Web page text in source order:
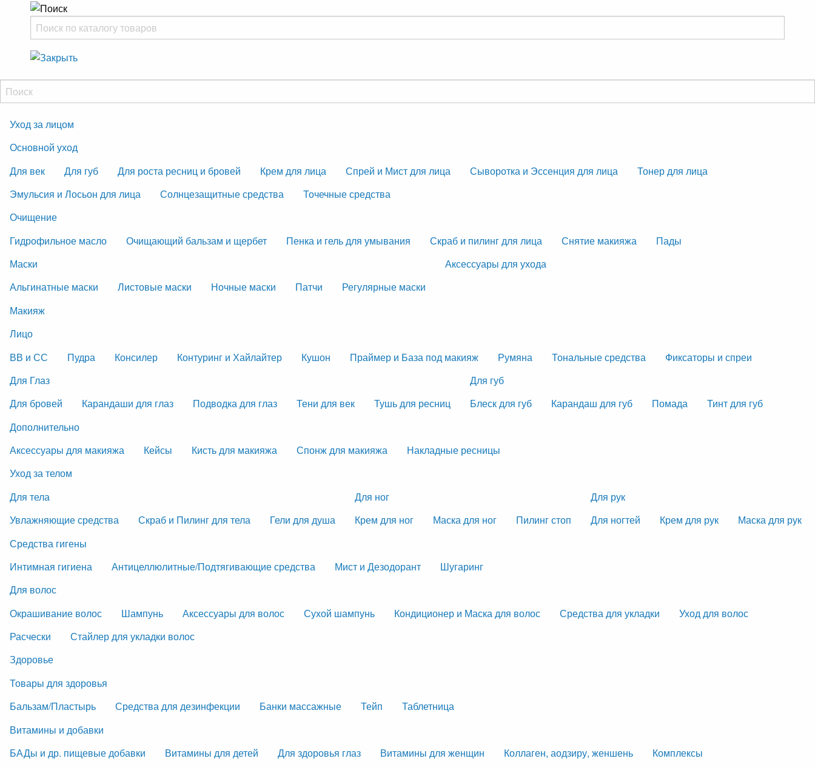
Уход за лицом
Основной уход
Для век
Для губ Для роста ресниц и бровей Крем для лица Спрей и Мист для лица Сыворотка и Эссенция для лица
Тонер для лица
Эмульсия и Лосьон для лица
Солнцезащитные средства
Точечные средства
Очищение
Гидрофильное масло
Очищающий бальзам и щербет Пенка и гель для умывания Скраб и пилинг для лица Снятие макияжа
Пады
Маски
Альгинатные маски
Листовые маски Ночные маски Патчи Регулярные маски
Аксессуары для ухода
Макияж
Лицо
ВВ и СС
Пудра Консилер Контуринг и Хайлайтер Кушон Праймер и База под макияж Румяна Тональные средства
Фиксаторы и спреи
Для Глаз
Для бровей
Карандаши для глаз Подводка для глаз Тени для век Тушь для ресниц
Для губ
Блеск для губ
Карандаш для губ Помада
Тинт для губ
Дополнительно
Аксессуары для макияжа
Кейсы Кисть для макияжа Спонж для макияжа
Накладные ресницы
Уход за телом
Для тела
Увлажняющие средства
Скраб и Пилинг для тела Гели для душа
Для ног
Крем для ног
Маска для ног Пилинг стоп
Для рук
Для ногтей
Крем для рук
Маска для рук
Средства гигены
Интимная гигиена
Антицеллюлитные/Подтягивающие средства Мист и Дезодорант
Шугаринг
Для волос
Окрашивание волос
Шампунь Аксессуары для волос Сухой шампунь Кондиционер и Маска для волос Средства для укладки
Уход для волос
Расчески
Стайлер для укладки волос
Здоровье
Товары для здоровья
Бальзам/Пластырь
Средства для дезинфекции Банки массажные Тейп
Таблетница
Витамины и добавки
БАДы и др. пищевые добавки
Витамины для детей Для здоровья глаз Витамины для женщин Коллаген, аодзиру, женшень
Комплексы